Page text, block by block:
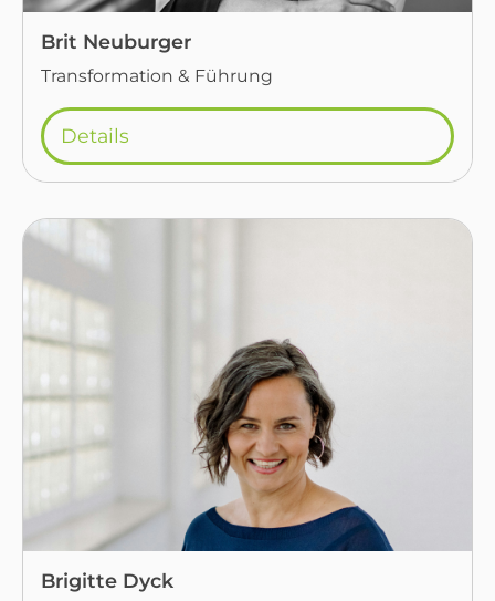
Brit Neuburger
Transformation & Führung
Details
Brigitte Dyck